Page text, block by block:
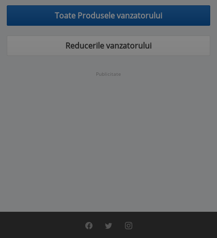
Toate Produsele vanzatorului
Reducerile vanzatorului
Publicitate